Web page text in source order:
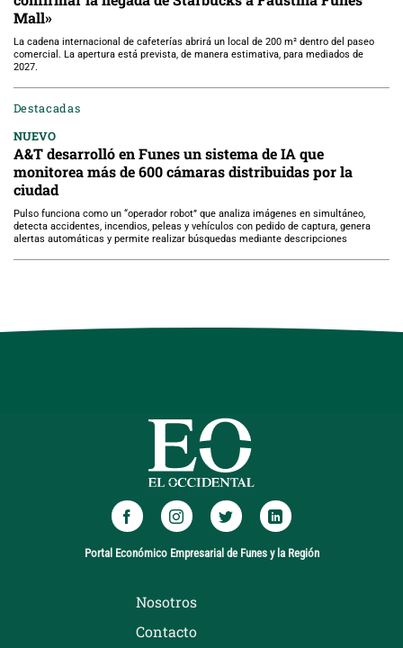
Mall»
La cadena internacional de cafeterías abrirá un local de 200 m² dentro del paseo
comercial. La apertura está prevista, de manera estimativa, para mediados de
2027.
Destacadas
NUEVO
A&T desarrolló en Funes un sistema de IA que
monitorea más de 600 cámaras distribuidas por la
ciudad
Pulso funciona como un “operador robot” que analiza imágenes en simultáneo,
detecta accidentes, incendios, peleas y vehículos con pedido de captura, genera
alertas automáticas y permite realizar búsquedas mediante descripciones
Portal Económico Empresarial de Funes y la Región
Nosotros
Contacto